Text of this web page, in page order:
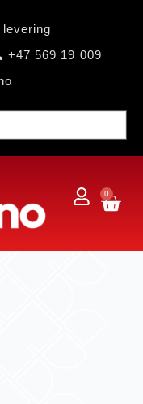
+47 569 19 009
0